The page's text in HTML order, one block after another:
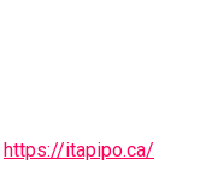
https://itapipo.ca/